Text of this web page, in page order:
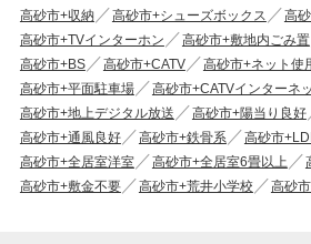
高砂市+収納
高砂市+シューズボックス
高
高砂市+TVインターホン
高砂市+敷地内ごみ置
高砂市+BS
高砂市+CATV
高砂市+ネット使
高砂市+平面駐車場
高砂市+CATVインターネ
高砂市+地上デジタル放送
高砂市+陽当り良好
高砂市+通風良好
高砂市+鉄骨系
高砂市
高砂市+全居室洋室
高砂市+全居室6畳以上
高砂市+敷金不要
高砂市+荒井小学校 高砂